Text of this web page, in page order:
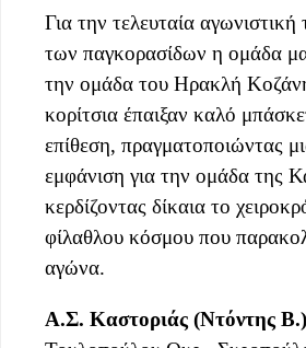
Για την τελευταία
των παγκορασίδων η ομάδα
την ομάδα του Ηρακλή
κορίτσια έπαιξαν καλό
επίθεση, πραγματοποιώντας
εμφάνιση για την ομάδα της
κερδίζοντας δίκαια το
φίλαθλου κόσμου που
αγώνα.
Α.Σ. Καστοριάς (Ντόντης